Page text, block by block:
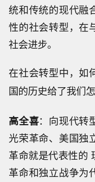
统和传统的现代融
性的社会转型，在
社会进步。
在社会转型中，如
国的历史给了我们
高全喜：向现代转
光荣革命、美国独
革命就是代表性
革命和独立战争为